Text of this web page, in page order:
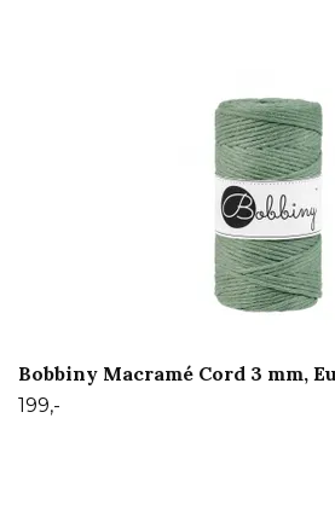
Bobbiny Macramé Cord 3 mm,
199,-